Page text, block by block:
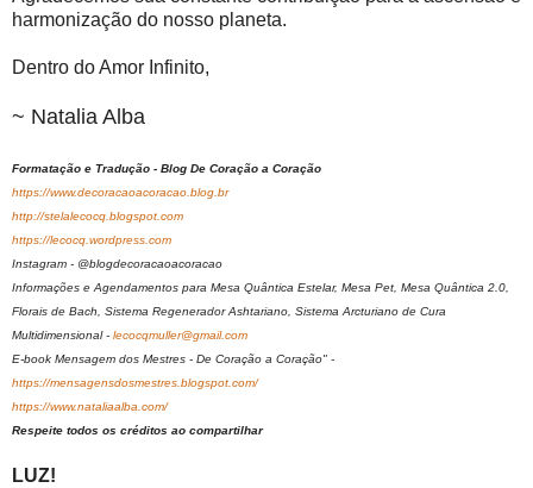
harmonização do nosso planeta.
Dentro do Amor Infinito,
~ Natalia Alba
Formatação e Tradução - Blog De Coração a Coração
https://www.decoracaoacoracao.blog.br
http://stelalecocq.blogspot.com
https://lecocq.wordpress.com
Instagram - @blogdecoracaoacoracao
Informações e Agendamentos para Mesa Quântica Estelar, Mesa Pet, Mesa Quântica 2.0,
Florais de Bach, Sistema Regenerador Ashtariano, Sistema Arcturiano de Cura
Multidimensional - lecocqmuller@gmail.com
E-book Mensagem dos Mestres - De Coração a Coração" -
https://mensagensdosmestres.blogspot.com/
https://www.nataliaalba.com/
Respeite todos os créditos ao compartilhar
LUZ!